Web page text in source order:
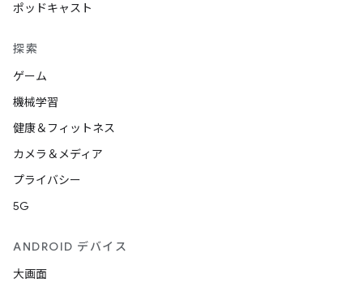
ポッドキャスト
探索
ゲーム
機械学習
健康＆フィットネス
カメラ＆メディア
プライバシー
5G
ANDROID デバイス
大画面